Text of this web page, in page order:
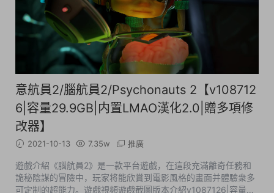
意航員2/腦航員2/Psychonauts 2【v108712
6|容量29.9GB|内置LMAO漢化2.0|贈多項修
改器】
2021-10-13 7.35w 推廣
遊戲介紹《腦航員2》是一款平台遊戲，在這段充滿離奇任務和
詭秘陰謀的冒險中，玩家将能欣賞到電影風格的畫面并體驗衆多
可定制的超能力。遊戲視頻遊戲截圖版本介紹v1087126|容量